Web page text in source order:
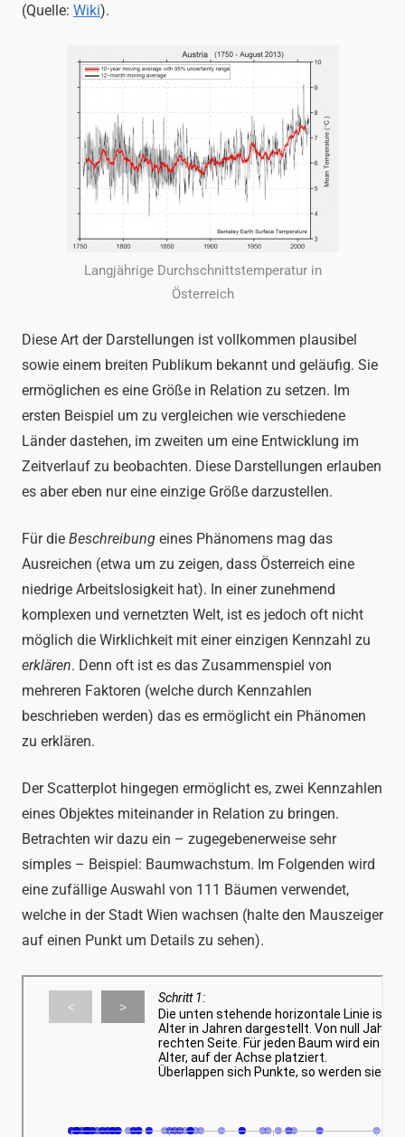
(Quelle: Wiki).
Langjährige Durchschnittstemperatur in
Österreich
Diese Art der Darstellungen ist vollkommen plausibel
sowie einem breiten Publikum bekannt und geläufig. Sie
ermöglichen es eine Größe in Relation zu setzen. Im
ersten Beispiel um zu vergleichen wie verschiedene
Länder dastehen, im zweiten um eine Entwicklung im
Zeitverlauf zu beobachten. Diese Darstellungen erlauben
es aber eben nur eine einzige Größe darzustellen.
Für die Beschreibung eines Phänomens mag das
Ausreichen (etwa um zu zeigen, dass Österreich eine
niedrige Arbeitslosigkeit hat). In einer zunehmend
komplexen und vernetzten Welt, ist es jedoch oft nicht
möglich die Wirklichkeit mit einer einzigen Kennzahl zu
erklären. Denn oft ist es das Zusammenspiel von
mehreren Faktoren (welche durch Kennzahlen
beschrieben werden) das es ermöglicht ein Phänomen
zu erklären.
Der Scatterplot hingegen ermöglicht es, zwei Kennzahlen
eines Objektes miteinander in Relation zu bringen.
Betrachten wir dazu ein – zugegebenerweise sehr
simples – Beispiel: Baumwachstum. Im Folgenden wird
eine zufällige Auswahl von 111 Bäumen verwendet,
welche in der Stadt Wien wachsen (halte den Mauszeiger
auf einen Punkt um Details zu sehen).